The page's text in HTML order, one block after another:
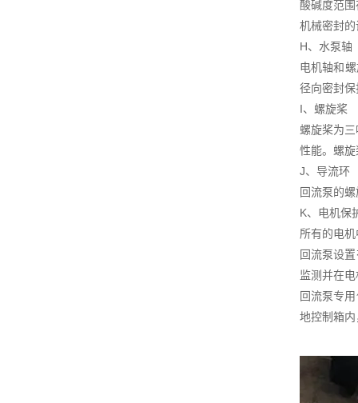
酸碱度范
机械密封
H、水泵轴
电机轴和
径向密封
I、螺旋桨
螺旋桨为
性能。螺
J、导流环
回流泵的
K、电机保
所有的电
回流泵设
监测并在
回流泵专
地控制箱